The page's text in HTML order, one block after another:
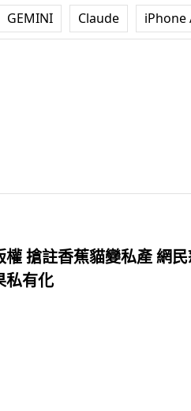
GEMINI Claude iPhone
權 搶註香蕉貓變私產 網
私有化